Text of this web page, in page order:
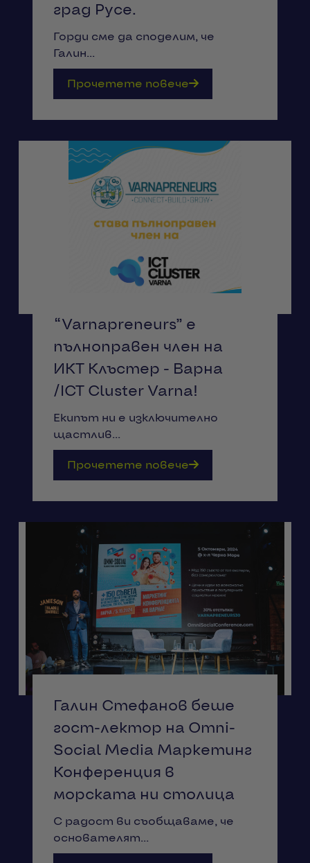
град Русе.
Горди сме да споделим, че
Галин...
Прочетете повече
“Varnapreneurs” е
пълноправен член на
ИКТ Клъстер - Варна
/ICT Cluster Varna!
Екипът ни е изключително
щастлив...
Прочетете повече
Галин Стефанов беше
гост-лектор на Omni-
Social Media Маркетинг
Конференция в
морската ни столица
С радост ви съобщаваме, че
основателят...